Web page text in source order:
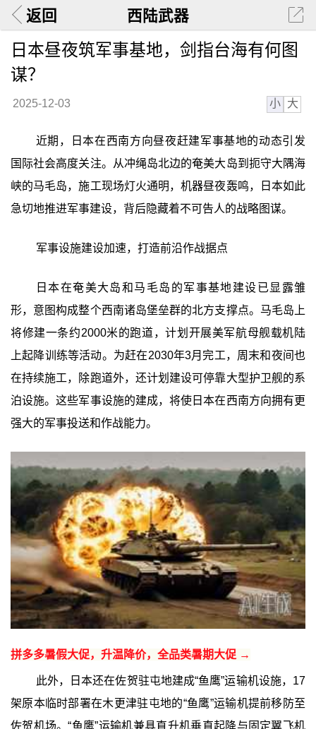
返回 西陆武器
日本昼夜筑军事基地，剑指台海有何图
谋？
2025-12-03 小 大
近期，日本在西南方向昼夜赶建军事基地的动态引发
国际社会高度关注。从冲绳岛北边的奄美大岛到扼守大隅海
峡的马毛岛，施工现场灯火通明，机器昼夜轰鸣，日本如此
急切地推进军事建设，背后隐藏着不可告人的战略图谋。
军事设施建设加速，打造前沿作战据点
日本在奄美大岛和马毛岛的军事基地建设已显露雏
形，意图构成整个西南诸岛堡垒群的北方支撑点。马毛岛上
将修建一条约2000米的跑道，计划开展美军航母舰载机陆
上起降训练等活动。为赶在2030年3月完工，周末和夜间也
在持续施工，除跑道外，还计划建设可停靠大型护卫舰的系
泊设施。这些军事设施的建成，将使日本在西南方向拥有更
强大的军事投送和作战能力。
拼多多暑假大促，升温降价，全品类暑期大促 →
此外，日本还在佐贺驻屯地建成“鱼鹰”运输机设施，17
架原本临时部署在木更津驻屯地的“鱼鹰”运输机提前移防至
佐贺机场。“鱼鹰”运输机兼具直升机垂直起降与固定翼飞机